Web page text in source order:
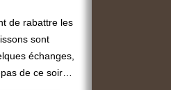
de rabattre les
sont
échanges,
de ce soir…